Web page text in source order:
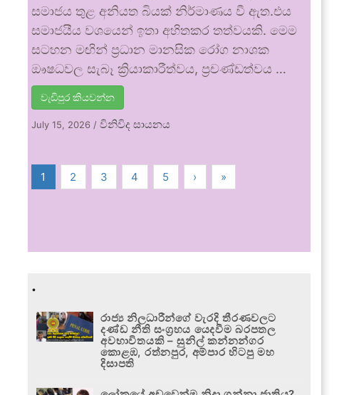
සමාජය තුළ අනියත බියක් නිර්මාණය වී ඇත.එය
සමාජයීය වශයෙන් ඉතා අහිතකර තත්වයකි. මෙම
සටහන මඟින් ප්‍රධාන මානසික රෝග නාශක
ඖෂධවල සැබෑ ක්‍රියාකාරීත්වය, ප්‍රචණ්ඩත්වය …
වැඩිපුර කියවන්න
July 15, 2026 /විනිවිද සායනය
1 2 3 4 5 › »
.
රාජ්‍ය නිලධාරීන්ගේ වැරදි තීරණවලට
දණ්ඩ නීති සංග්‍රහය යෙදවීම බරපතල
අවභාවිතයකි – සුනිල් කන්නන්ගර
කොළඹ, රත්නපුර, අම්පාර හිටපු මහ
දිසාපති